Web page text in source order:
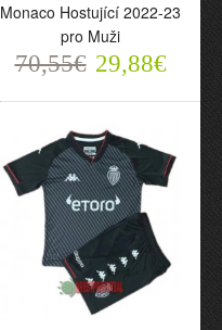
Oficiální Fotbalový Dres
AS Monaco Hostující
2022-23 pro Muži
70,55€ 29,88€
Monaco Hostující 2022-23
pro Muži
70,55€ 29,88€